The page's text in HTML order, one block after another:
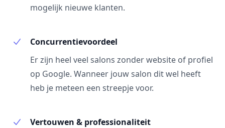
mogelijk nieuwe klanten.
Concurrentievoordeel
Er zijn heel veel salons zonder website of profiel
op Google. Wanneer jouw salon dit wel heeft
heb je meteen een streepje voor.
Vertouwen & professionaliteit